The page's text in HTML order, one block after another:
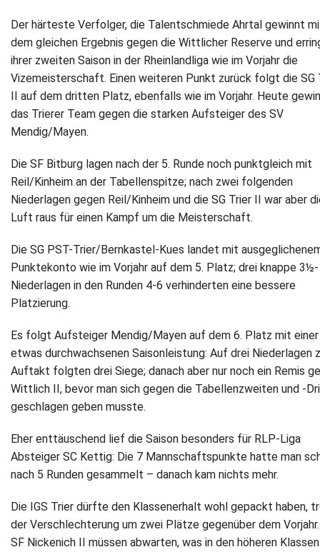
Der härteste Verfolger, die Talentschmiede Ahrtal gewinnt
dem gleichen Ergebnis gegen die Wittlicher Reserve und
ihrer zweiten Saison in der Rheinlandliga wie im Vorjahr die
Vizemeisterschaft. Einen weiteren Punkt zurück folgt die SG
II auf dem dritten Platz, ebenfalls wie im Vorjahr. Heute
das Trierer Team gegen die starken Aufsteiger des SV
Mendig/Mayen.
Die SF Bitburg lagen nach der 5. Runde noch punktgleich mit
Reil/Kinheim an der Tabellenspitze; nach zwei folgenden
Niederlagen gegen Reil/Kinheim und die SG Trier II war aber
Luft raus für einen Kampf um die Meisterschaft.
Die SG PST-Trier/Bernkastel-Kues landet mit
Punktekonto wie im Vorjahr auf dem 5. Platz; drei knappe 3½-
Niederlagen in den Runden 4-6 verhinderten eine bessere
Platzierung.
Es folgt Aufsteiger Mendig/Mayen auf dem 6. Platz mit einer
etwas durchwachsenen Saisonleistung: Auf drei Niederlagen
Auftakt folgten drei Siege; danach aber nur noch ein Remis
Wittlich II, bevor man sich gegen die Tabellenzweiten und -
geschlagen geben musste.
Eher enttäuschend lief die Saison besonders für RLP-Liga
Absteiger SC Kettig: Die 7 Mannschaftspunkte hatte man
nach 5 Runden gesammelt – danach kam nichts mehr.
Die IGS Trier dürfte den Klassenerhalt wohl gepackt haben,
der Verschlechterung um zwei Plätze gegenüber dem
SF Nickenich II müssen abwarten, was in den höheren Klassen